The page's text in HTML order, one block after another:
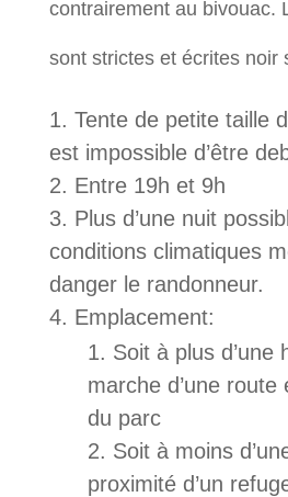
contrairement au bivouac.
sont strictes et écrites noir
Tente de petite taille
est impossible d’être
Entre 19h et 9h
Plus d’une nuit
conditions climatiques
danger le randonneur.
Emplacement:
Soit à plus d’une
marche d’une route
du parc
Soit à moins
proximité d’un